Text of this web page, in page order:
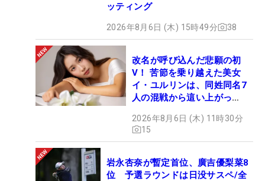
ッティング
2026年8月6日 (木) 15時49分 38
改名が呼び込んだ悲願の初
V！ 苦節を乗り越えた美女
イ・ユルリンは、同姓同名7
人の混戦から這い上がっ
2026年8月6日 (木) 11時30分
15
岩永杏奈が暫定首位、廣吉優梨菜8
位 予選ラウンドは日没サスペ/全